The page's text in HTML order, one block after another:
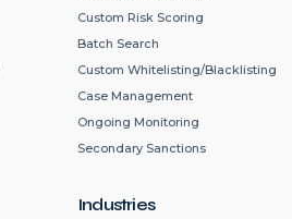
Custom Risk Scoring
Batch Search
Custom Whitelisting/Blacklisting
Case Management
Ongoing Monitoring
Secondary Sanctions
Industries